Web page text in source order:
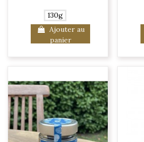
130g
Ajouter au
panier